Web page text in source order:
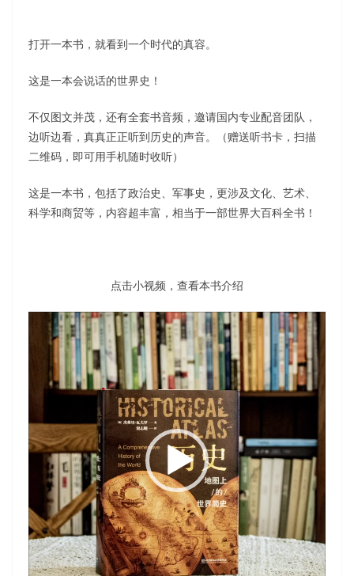
打开一本书，就看到一个时代的真容。
这是一本会说话的世界史！
不仅图文并茂，还有全套书音频，邀请国内专业配音团队，
边听边看，真真正正听到历史的声音。（赠送听书卡，扫描
二维码，即可用手机随时收听）
这是一本书，包括了政治史、军事史，更涉及文化、艺术、
科学和商贸等，内容超丰富，相当于一部世界大百科全书！
点击小视频，查看本书介绍